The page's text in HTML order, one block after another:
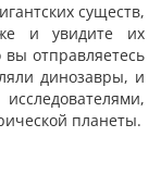
существ,
и увидите их
вы отправляетесь
динозавры, и
планеты.